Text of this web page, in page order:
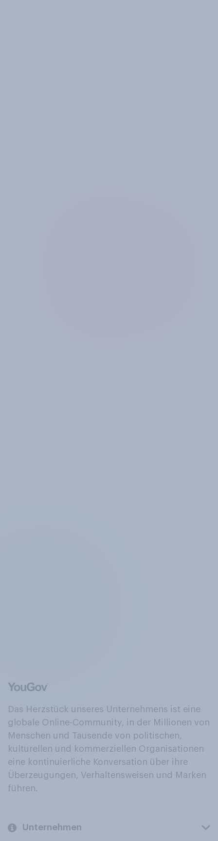
Das Herzstück unseres Unternehmens ist eine
globale Online-Community, in der Millionen von
Menschen und Tausende von politischen,
kulturellen und kommerziellen Organisationen
eine kontinuierliche Konversation über ihre
Überzeugungen, Verhaltensweisen und Marken
führen.
Unternehmen